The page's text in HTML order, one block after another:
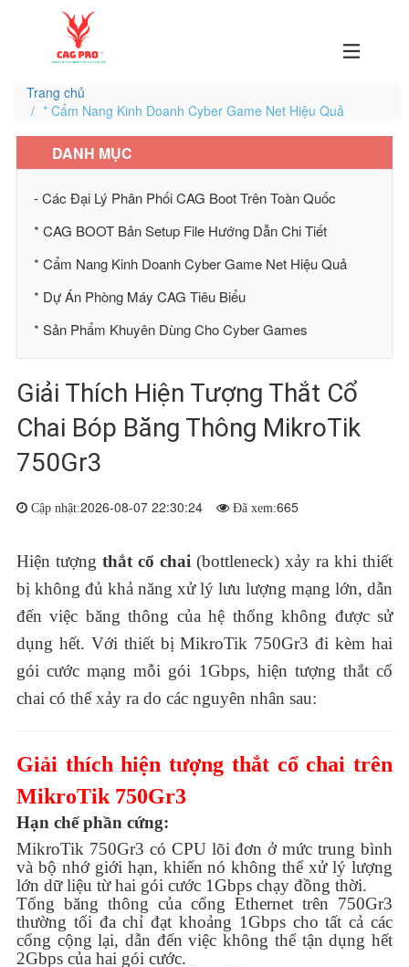
Trang chủ
* Cẩm Nang Kinh Doanh Cyber Game Net Hiệu Quả
DANH MỤC
- Các Đại Lý Phân Phối CAG Boot Trên Toàn Quốc
* CAG BOOT Bản Setup File Hướng Dẫn Chi Tiết
* Cẩm Nang Kinh Doanh Cyber Game Net Hiệu Quả
* Dự Án Phòng Máy CAG Tiêu Biểu
* Sản Phẩm Khuyên Dùng Cho Cyber Games
Giải Thích Hiện Tượng Thắt Cổ
Chai Bóp Băng Thông MikroTik
750Gr3
Cập nhật:2026-08-07 22:30:24 Đã xem:665
Hiện tượng thắt cổ chai (bottleneck) xảy ra khi thiết
bị không đủ khả năng xử lý lưu lượng mạng lớn, dẫn
đến việc băng thông của hệ thống không được sử
dụng hết. Với thiết bị MikroTik 750Gr3 đi kèm hai
gói cước mạng mỗi gói 1Gbps, hiện tượng thắt cổ
chai có thể xảy ra do các nguyên nhân sau:
Giải thích hiện tượng thắt cổ chai trên
MikroTik 750Gr3
Hạn chế phần cứng:
MikroTik 750Gr3 có CPU lõi đơn ở mức trung bình
và bộ nhớ giới hạn, khiến nó không thể xử lý lượng
lớn dữ liệu từ hai gói cước 1Gbps chạy đồng thời.
Tổng băng thông của cổng Ethernet trên 750Gr3
thường tối đa chỉ đạt khoảng 1Gbps cho tất cả các
cổng cộng lại, dẫn đến việc không thể tận dụng hết
2Gbps của hai gói cước.